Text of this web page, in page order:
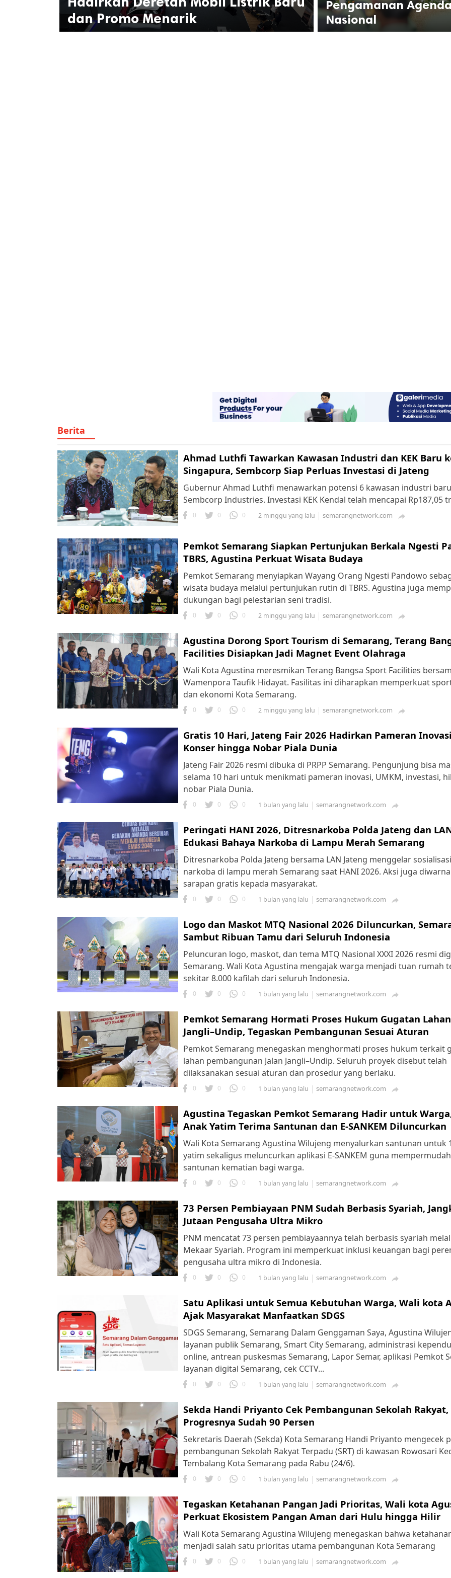
dan Promo Menarik
Pengamanan
Nasional
Berita
Ahmad Luthfi Tawarkan Kawasan Industri dan KEK Baru
Singapura, Sembcorp Siap Perluas Investasi di Jateng
Gubernur Ahmad Luthfi menawarkan potensi 6 kawasan industri
Sembcorp Industries. Investasi KEK Kendal telah mencapai Rp187,05
0 0 0 2 minggu yang lalu semarangnetwork.com 
Pemkot Semarang Siapkan Pertunjukan Berkala Ngesti
TBRS, Agustina Perkuat Wisata Budaya
Pemkot Semarang menyiapkan Wayang Orang Ngesti Pandowo
wisata budaya melalui pertunjukan rutin di TBRS. Agustina juga
dukungan bagi pelestarian seni tradisi.
0 0 0 2 minggu yang lalu semarangnetwork.com 
Agustina Dorong Sport Tourism di Semarang, Terang
Facilities Disiapkan Jadi Magnet Event Olahraga
Wali Kota Agustina meresmikan Terang Bangsa Sport Facilities
Wamenpora Taufik Hidayat. Fasilitas ini diharapkan memperkuat
dan ekonomi Kota Semarang.
0 0 0 2 minggu yang lalu semarangnetwork.com 
Gratis 10 Hari, Jateng Fair 2026 Hadirkan Pameran
Konser hingga Nobar Piala Dunia
Jateng Fair 2026 resmi dibuka di PRPP Semarang. Pengunjung bisa
selama 10 hari untuk menikmati pameran inovasi, UMKM, investasi,
nobar Piala Dunia.
0 0 0 1 bulan yang lalu semarangnetwork.com 
Peringati HANI 2026, Ditresnarkoba Polda Jateng dan
Edukasi Bahaya Narkoba di Lampu Merah Semarang
Ditresnarkoba Polda Jateng bersama LAN Jateng menggelar
narkoba di lampu merah Semarang saat HANI 2026. Aksi juga
sarapan gratis kepada masyarakat.
0 0 0 1 bulan yang lalu semarangnetwork.com 
Logo dan Maskot MTQ Nasional 2026 Diluncurkan,
Sambut Ribuan Tamu dari Seluruh Indonesia
Peluncuran logo, maskot, dan tema MTQ Nasional XXXI 2026 resmi
Semarang. Wali Kota Agustina mengajak warga menjadi tuan rumah
sekitar 8.000 kafilah dari seluruh Indonesia.
0 0 0 1 bulan yang lalu semarangnetwork.com 
Pemkot Semarang Hormati Proses Hukum Gugatan
Jangli–Undip, Tegaskan Pembangunan Sesuai Aturan
Pemkot Semarang menegaskan menghormati proses hukum terkait
lahan pembangunan Jalan Jangli–Undip. Seluruh proyek disebut telah
dilaksanakan sesuai aturan dan prosedur yang berlaku.
0 0 0 1 bulan yang lalu semarangnetwork.com 
Agustina Tegaskan Pemkot Semarang Hadir untuk
Anak Yatim Terima Santunan dan E-SANKEM Diluncurkan
Wali Kota Semarang Agustina Wilujeng menyalurkan santunan untuk
yatim sekaligus meluncurkan aplikasi E-SANKEM guna
santunan kematian bagi warga.
0 0 0 1 bulan yang lalu semarangnetwork.com 
73 Persen Pembiayaan PNM Sudah Berbasis Syariah,
Jutaan Pengusaha Ultra Mikro
PNM mencatat 73 persen pembiayaannya telah berbasis syariah
Mekaar Syariah. Program ini memperkuat inklusi keuangan bagi
pengusaha ultra mikro di Indonesia.
0 0 0 1 bulan yang lalu semarangnetwork.com 
Satu Aplikasi untuk Semua Kebutuhan Warga, Wali kota
Ajak Masyarakat Manfaatkan SDGS
SDGS Semarang, Semarang Dalam Genggaman Saya, Agustina
layanan publik Semarang, Smart City Semarang, administrasi
online, antrean puskesmas Semarang, Lapor Semar, aplikasi Pemkot
layanan digital Semarang, cek CCTV...
0 0 0 1 bulan yang lalu semarangnetwork.com 
Sekda Handi Priyanto Cek Pembangunan Sekolah Rakyat,
Progresnya Sudah 90 Persen
Sekretaris Daerah (Sekda) Kota Semarang Handi Priyanto mengecek
pembangunan Sekolah Rakyat Terpadu (SRT) di kawasan Rowosari
Tembalang Kota Semarang pada Rabu (24/6).
0 0 0 1 bulan yang lalu semarangnetwork.com 
Tegaskan Ketahanan Pangan Jadi Prioritas, Wali kota
Perkuat Ekosistem Pangan Aman dari Hulu hingga Hilir
Wali Kota Semarang Agustina Wilujeng menegaskan bahwa
menjadi salah satu prioritas utama pembangunan Kota Semarang
0 0 0 1 bulan yang lalu semarangnetwork.com 